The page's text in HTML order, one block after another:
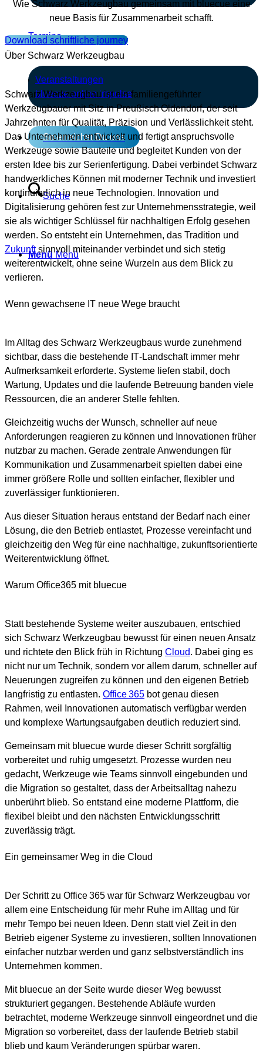
Termine
Veranstaltungen
bluecue online impulse
So erreichst Du uns
Suche
Menü Menü
Wie Schwarz Werkzeugbau gemeinsam mit bluecue eine
neue Basis für Zusammenarbeit schafft.
Download schriftliche journey
Über Schwarz Werkzeugbau
Schwarz Werkzeugbau ist ein familiengeführter
Werkzeugbauer mit Sitz in Preußisch Oldendorf, der seit
Jahrzehnten für Qualität, Präzision und Verlässlichkeit steht.
Das Unternehmen entwickelt und fertigt anspruchsvolle
Werkzeuge sowie Bauteile und begleitet Kunden von der
ersten Idee bis zur Serienfertigung. Dabei verbindet Schwarz
handwerkliches Können mit moderner Technik und investiert
kontinuierlich in neue Technologien. Innovation und
Digitalisierung gehören fest zur Unternehmensstrategie, weil
sie als wichtiger Schlüssel für nachhaltigen Erfolg gesehen
werden. So entsteht ein Unternehmen, das Tradition und
Zukunftsinnvoll miteinander verbindet und sich stetig
weiterentwickelt, ohne seine Wurzeln aus dem Blick zu
verlieren.
Wenn gewachsene IT neue Wege braucht
Im Alltag des Schwarz Werkzeugbaus wurde zunehmend
sichtbar, dass die bestehende IT‑Landschaft immer mehr
Aufmerksamkeit erforderte. Systeme liefen stabil, doch
Wartung, Updates und die laufende Betreuung banden viele
Ressourcen, die an anderer Stelle fehlten.
Gleichzeitig wuchs der Wunsch, schneller auf neue
Anforderungen reagieren zu können und Innovationen früher
nutzbar zu machen. Gerade zentrale Anwendungen für
Kommunikation und Zusammenarbeit spielten dabei eine
immer größere Rolle und sollten einfacher, flexibler und
zuverlässiger funktionieren.
Aus dieser Situation heraus entstand der Bedarf nach einer
Lösung, die den Betrieb entlastet, Prozesse vereinfacht und
gleichzeitig den Weg für eine nachhaltige, zukunftsorientierte
Weiterentwicklung öffnet.
Warum Office365 mit bluecue
Statt bestehende Systeme weiter auszubauen, entschied
sich Schwarz Werkzeugbau bewusst für einen neuen Ansatz
und richtete den Blick früh in Richtung Cloud. Dabei ging es
nicht nur um Technik, sondern vor allem darum, schneller auf
Neuerungen zugreifen zu können und den eigenen Betrieb
langfristig zu entlasten. Office 365 bot genau diesen
Rahmen, weil Innovationen automatisch verfügbar werden
und komplexe Wartungsaufgaben deutlich reduziert sind.
Gemeinsam mit bluecue wurde dieser Schritt sorgfältig
vorbereitet und ruhig umgesetzt. Prozesse wurden neu
gedacht, Werkzeuge wie Teams sinnvoll eingebunden und
die Migration so gestaltet, dass der Arbeitsalltag nahezu
unberührt blieb. So entstand eine moderne Plattform, die
flexibel bleibt und den nächsten Entwicklungsschritt
zuverlässig trägt.
Ein gemeinsamer Weg in die Cloud
Der Schritt zu Office 365 war für Schwarz Werkzeugbau vor
allem eine Entscheidung für mehr Ruhe im Alltag und für
mehr Tempo bei neuen Ideen. Denn statt viel Zeit in den
Betrieb eigener Systeme zu investieren, sollten Innovationen
einfacher nutzbar werden und ganz selbstverständlich ins
Unternehmen kommen.
Mit bluecue an der Seite wurde dieser Weg bewusst
strukturiert gegangen. Bestehende Abläufe wurden
betrachtet, moderne Werkzeuge sinnvoll eingeordnet und die
Migration so vorbereitet, dass der laufende Betrieb stabil
blieb und kaum Veränderungen spürbar waren.